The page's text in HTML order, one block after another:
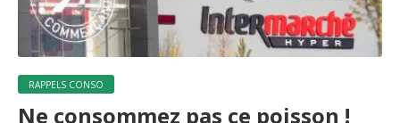
RAPPELS CONSO
Ne consommez pas ce poisson !